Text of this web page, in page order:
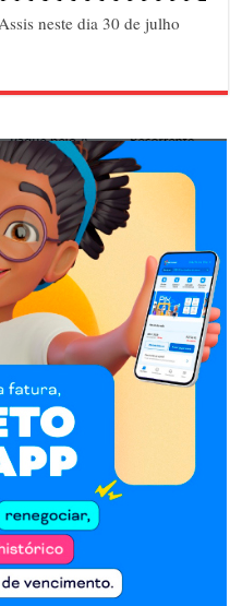
neste dia 30 de julho